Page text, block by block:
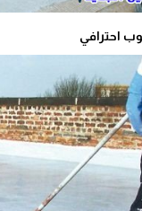
احترافي